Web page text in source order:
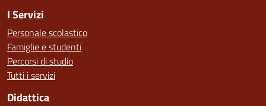
I Servizi
Personale scolastico
Famiglie e studenti
Percorsi di studio
Tutti i servizi
Didattica